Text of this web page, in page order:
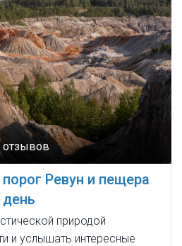
отзывов
Ревун и пещера
природой
и услышать интересные